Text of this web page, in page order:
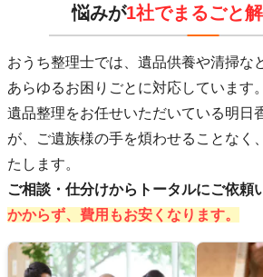
悩みが1社でまるごと
おうち整理士では、遺品供養や清掃な
あらゆるお困りごとに対応しています
遺品整理をお任せいただいている明日
が、ご遺族様の手を煩わせることなく
たします。
ご相談・仕分けからトータルにご依頼
かからず、費用もお安くなります。